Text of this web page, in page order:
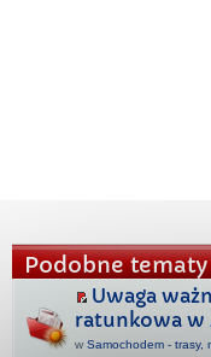
Podobne tematy
Uwaga
ratunkowa w
w Samochodem - trasy,